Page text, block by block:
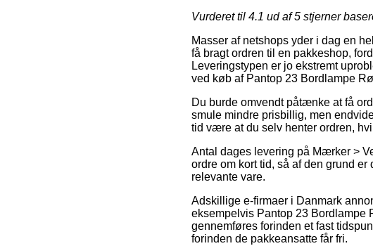
Vurderet til 4.1 ud af 5 stjerner
Masser af netshops yder i dag en
få bragt ordren til en pakkeshop,
Leveringstypen er jo ekstremt
ved køb af Pantop 23 Bordlampe
Du burde omvendt påtænke at få
smule mindre prisbillig, men
tid være at du selv henter ordren,
Antal dages levering på Mærker >
ordre om kort tid, så af den grund
relevante vare.
Adskillige e-firmaer i Danmark
eksempelvis Pantop 23 Bordlampe
gennemføres forinden et fast
forinden de pakkeansatte får fri.